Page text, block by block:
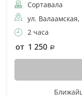
Сортавала
ул. Валаамская,
2 часа
от 1 250